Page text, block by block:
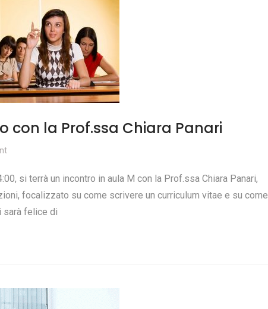
con la Prof.ssa Chiara Panari
si terrà un incontro in aula M con la Prof.ssa Chiara Panari,
focalizzato su come scrivere un curriculum vitae e su come
sarà felice di